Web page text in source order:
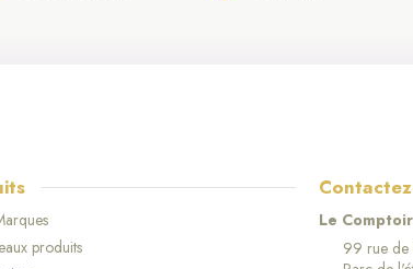
produits
Le
99 rue de